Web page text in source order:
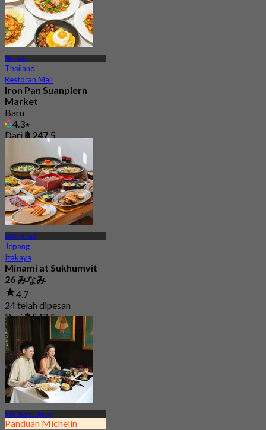
Thonglor
Thailand
Restoran Mall
Iron Pan Suanplern
Market
Baru
4.3
Dari฿ 247.5
Khlong Toei
Jepang
Izakaya
Minami at Sukhumvit
26 みなみ
4.7
24 telah dipesan
Dari฿ 547.5
BTS Phrom Phong
Panduan Michelin